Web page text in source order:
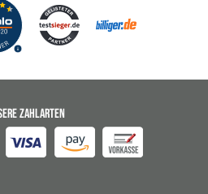
ZAHLARTEN